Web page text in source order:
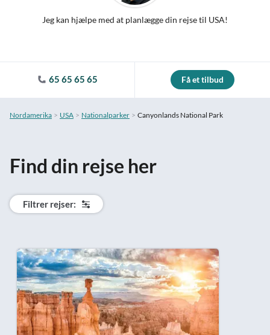
Jeg kan hjælpe med at planlægge din rejse til USA!
65 65 65 65 Få et tilbud
Nordamerika USA Nationalparker Canyonlands National Park
Find din rejse her
Filtrer rejser: